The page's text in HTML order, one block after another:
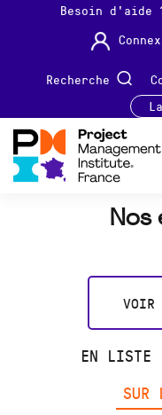
Besoin d'aide
Recherche
Nos
VOIR
EN LISTE
SUR